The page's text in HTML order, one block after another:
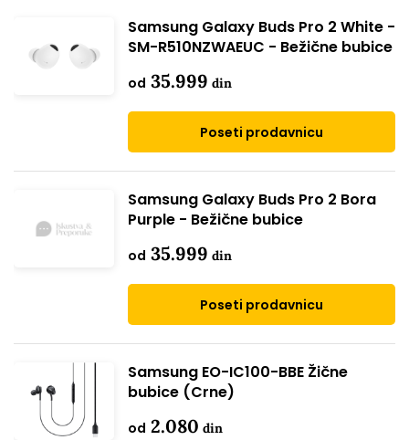
Samsung Galaxy Buds Pro 2 White -
SM-R510NZWAEUC - Bežične bubice
od 35.999 din
Poseti prodavnicu
Samsung Galaxy Buds Pro 2 Bora
Purple - Bežične bubice
od 35.999 din
Poseti prodavnicu
Samsung EO-IC100-BBE Žične
bubice (Crne)
od 2.080 din